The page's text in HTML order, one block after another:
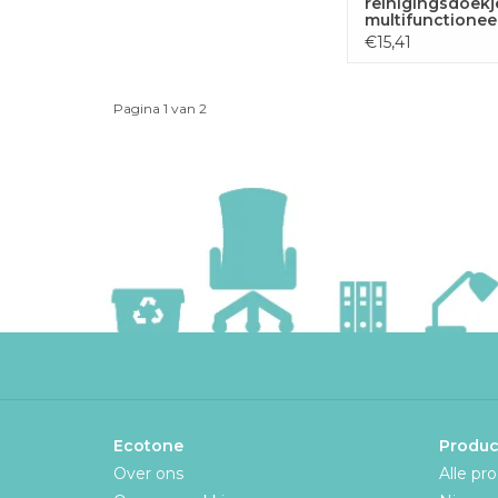
gebruik, doos
zakjes
€15,41
Pagina 1 van 2
Ecotone
Over ons
Alle